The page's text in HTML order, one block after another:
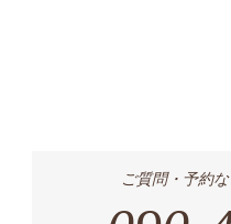
ご質問・予約